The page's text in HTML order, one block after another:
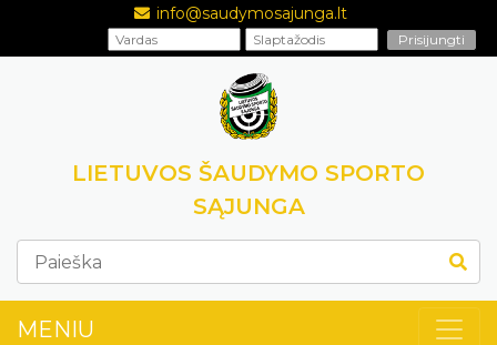
info@saudymosajunga.lt
LIETUVOS ŠAUDYMO SPORTO
SĄJUNGA
MENIU